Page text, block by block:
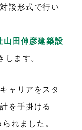
談形式で行い
山田伸彦建築設
します。
ャリアをスタ
を手掛ける
れました。